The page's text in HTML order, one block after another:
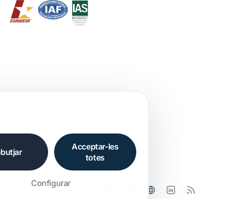
Acceptar-les
totes
Configurar